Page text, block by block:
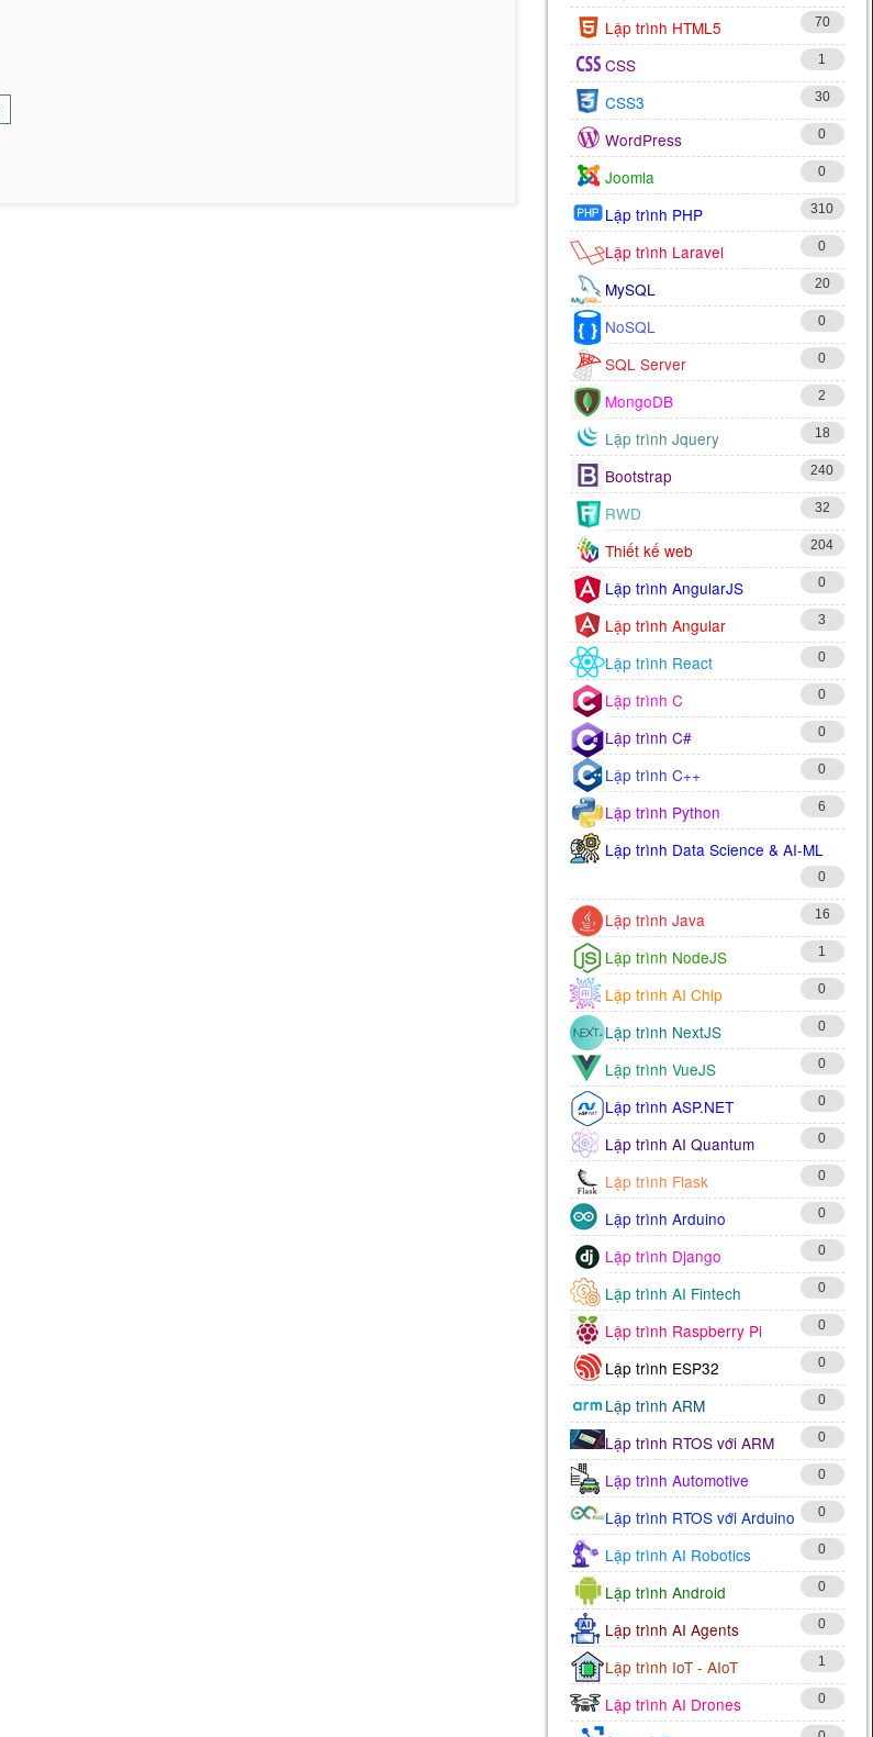
Lập trình HTML5 70
CSS 1
CSS3 30
WordPress 0
Joomla 0
Lập trình PHP 310
Lập trình Laravel 0
MySQL 20
NoSQL 0
SQL Server 0
MongoDB 2
Lập trình Jquery 18
Bootstrap 240
RWD 32
Thiết kế web 204
Lập trình AngularJS 0
Lập trình Angular 3
Lập trình React 0
Lập trình C 0
Lập trình C# 0
Lập trình C++ 0
Lập trình Python 6
Lập trình Data Science & AI-ML
0
Lập trình Java 16
Lập trình NodeJS 1
Lập trình AI Chip 0
Lập trình NextJS 0
Lập trình VueJS 0
Lập trình ASP.NET 0
Lập trình AI Quantum 0
Lập trình Flask 0
Lập trình Arduino 0
Lập trình Django 0
Lập trình AI Fintech 0
Lập trình Raspberry Pi 0
Lập trình ESP32 0
Lập trình ARM 0
Lập trình RTOS với ARM 0
Lập trình Automotive 0
Lập trình RTOS với Arduino 0
Lập trình AI Robotics 0
Lập trình Android 0
Lập trình AI Agents 0
Lập trình IoT - AIoT 1
Lập trình AI Drones 0